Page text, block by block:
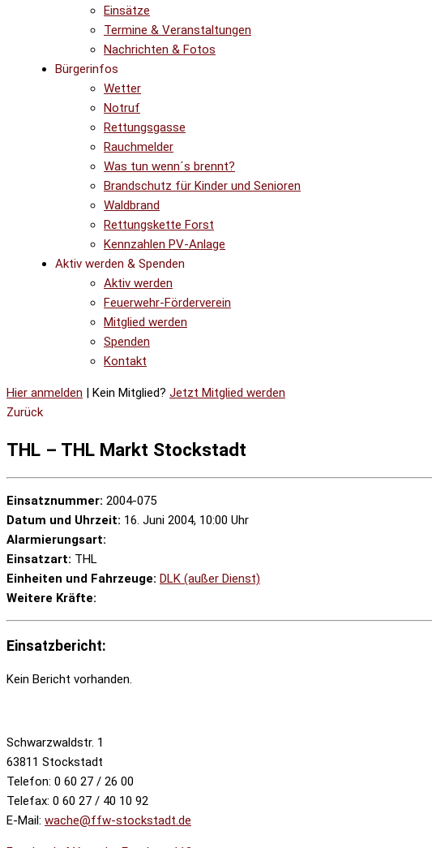
Einsätze
Termine & Veranstaltungen
Nachrichten & Fotos
Bürgerinfos
Wetter
Notruf
Rettungsgasse
Rauchmelder
Was tun wenn´s brennt?
Brandschutz für Kinder und Senioren
Waldbrand
Rettungskette Forst
Kennzahlen PV-Anlage
Aktiv werden & Spenden
Aktiv werden
Feuerwehr-Förderverein
Mitglied werden
Spenden
Kontakt
Hier anmelden | Kein Mitglied? Jetzt Mitglied werden
Zurück
THL – THL Markt Stockstadt
Einsatznummer: 2004-075
Datum und Uhrzeit: 16. Juni 2004, 10:00 Uhr
Alarmierungsart:
Einsatzart: THL
Einheiten und Fahrzeuge: DLK (außer Dienst)
Weitere Kräfte:
Einsatzbericht:
Kein Bericht vorhanden.
Schwarzwaldstr. 1
63811 Stockstadt
Telefon: 0 60 27 / 26 00
Telefax: 0 60 27 / 40 10 92
E-Mail: wache@ffw-stockstadt.de